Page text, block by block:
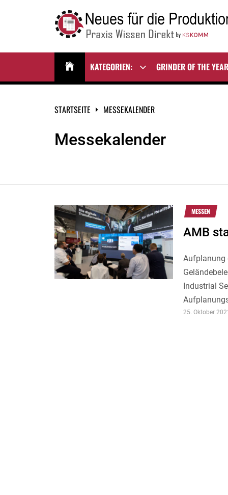
NEUES FÜR DIE
PRODUKTION
KATEGORIEN:
Show
menu
GRINDER OF THE YEAR
STARTSEITE MESSEKALENDER
Messekalender
MESSEN
AMB
Aufplanung
Industrial
25. Oktober 2021